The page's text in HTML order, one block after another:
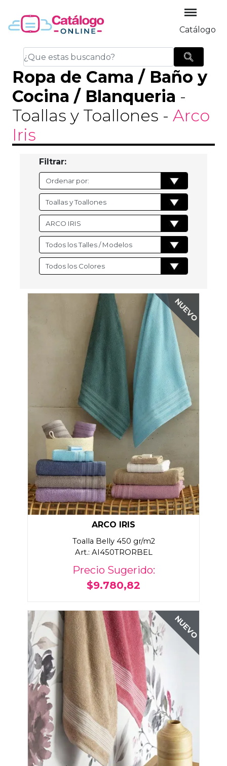
Catálogo
Ropa de Cama / Baño y
Cocina / Blanqueria -
Toallas y Toallones - Arco
Iris
Filtrar:
NUEVO
ARCO IRIS
Toalla Belly 450 gr/m2
Art.: AI450TRORBEL
Precio Sugerido:
$9.780,82
NUEVO